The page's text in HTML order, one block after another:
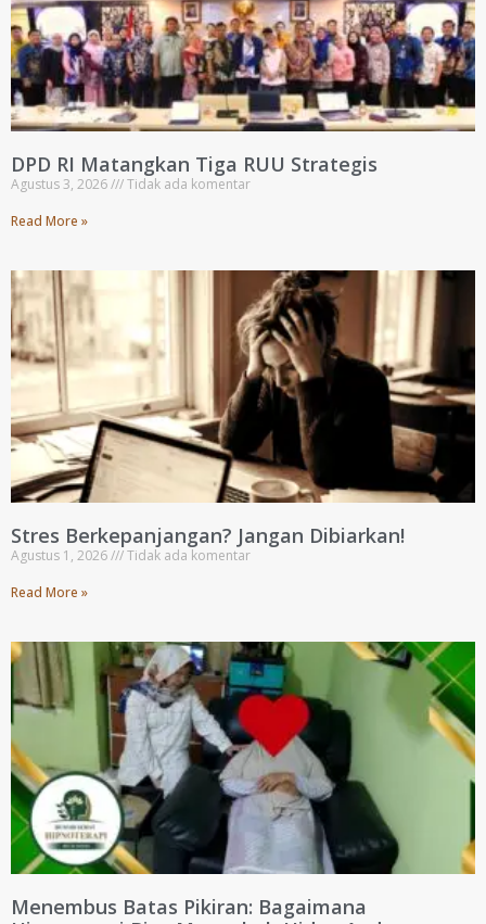
DPD RI Matangkan Tiga RUU Strategis
Agustus 3, 2026
Tidak ada komentar
Read More »
Stres Berkepanjangan? Jangan Dibiarkan!
Agustus 1, 2026
Tidak ada komentar
Read More »
Menembus Batas Pikiran: Bagaimana